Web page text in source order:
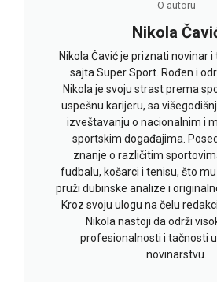
O autoru
Nikola
Nikola Čavić je priznati novinar
sajta Super Sport. Rođen i
Nikola je svoju strast prema
uspešnu karijeru, sa
izveštavanju o nacionalnim i
sportskim događajima.
znanje o različitim
fudbalu, košarci i tenisu, što
pruži dubinske analize i
Kroz svoju ulogu na čelu
Nikola nastoji da održi
profesionalnosti i tačnosti
novinarstvu.